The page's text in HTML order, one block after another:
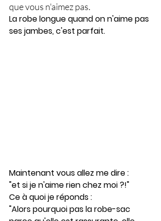
que vous n'aimez pas.
La robe longue quand on n'aime pas
ses jambes, c'est parfait.
Maintenant vous allez me dire :
"et si je n'aime rien chez moi ?!"
Ce à quoi je réponds :
"Alors pourquoi pas la robe-sac